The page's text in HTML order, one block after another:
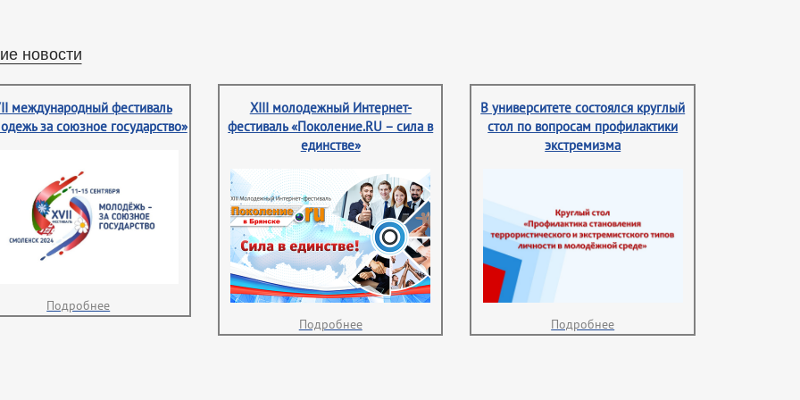
новости
международный фестиваль
за союзное государство»
Подробнее
XIII молодежный Интернет-
фестиваль «Поколение.RU – сила в
единстве»
Подробнее
В университете состоялся круглый
стол по вопросам профилактики
экстремизма
Подробнее